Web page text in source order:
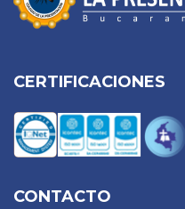
CERTIFICACIONES
CONTACTO